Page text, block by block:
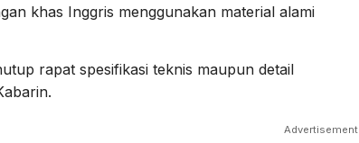
khas Inggris menggunakan material alami
rapat spesifikasi teknis maupun detail
Advertisement